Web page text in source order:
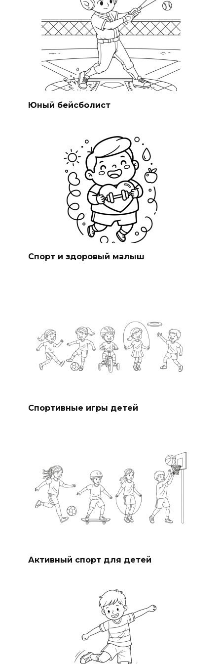
Юный бейсболист
Спорт и здоровый малыш
Спортивные игры детей
Активный спорт для детей